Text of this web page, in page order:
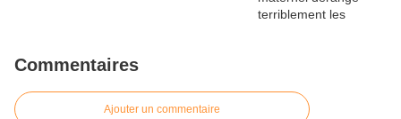
Commentaires
Ajouter un commentaire